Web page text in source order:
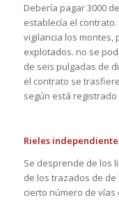
Debería pagar 3000
establecía el
vigilancia los montes,
explotados. no se
de seis pulgadas de
el contrato se
según está registrado
Rieles
Se desprende de los
de los trazados de
cierto número de